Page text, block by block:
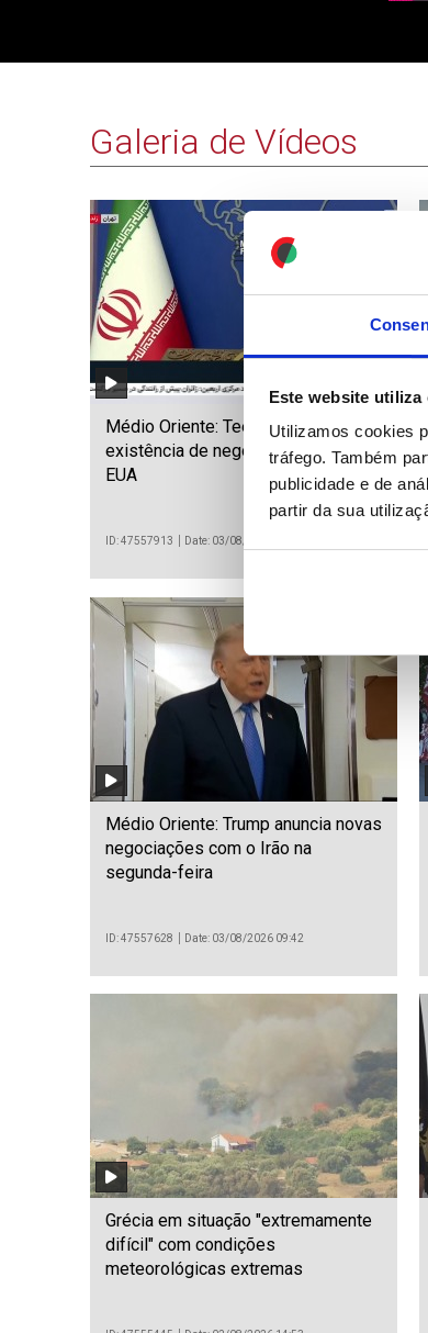
Este website utiliza
Utilizamos cookies
tráfego. Também
publicidade e de
partir da sua
Galeria de Vídeos
Médio Oriente: Teerão nega
existência de negociações com os
EUA
ID: 47557913 Date: 03/08/2026 11:10
Médio Oriente: Trump anuncia novas
negociações com o Irão na
segunda-feira
ID: 47557628 Date: 03/08/2026 09:42
Grécia em situação "extremamente
difícil" com condições
meteorológicas extremas